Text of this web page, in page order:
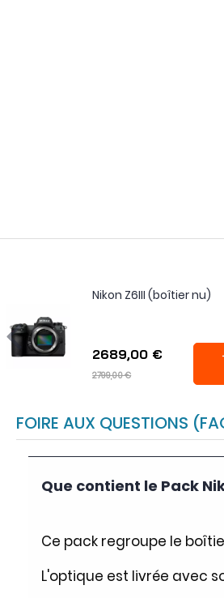
Nikon Z6III (boîtier nu)
2689,00 €
2799,00 €
FOIRE AUX QUESTIONS
Que contient le Pack
Ce pack regroupe le
L'optique est livrée avec